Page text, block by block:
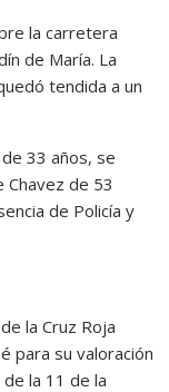
la carretera
de María. La
tendida a un
33 años, se
de 53
de Policía y
la Cruz Roja
para su valoración
la 11 de la